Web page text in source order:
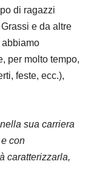
di ragazzi
e da altre
per molto tempo,
feste, ecc.),
sua carriera
con
caratterizzarla,